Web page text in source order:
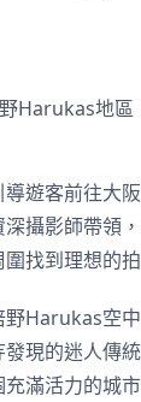
Harukas地區
導遊客前往
攝影師帶領
找到理想的
Harukas空
現的迷人傳
滿活力的城